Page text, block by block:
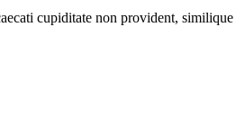
cupiditate non provident, similique